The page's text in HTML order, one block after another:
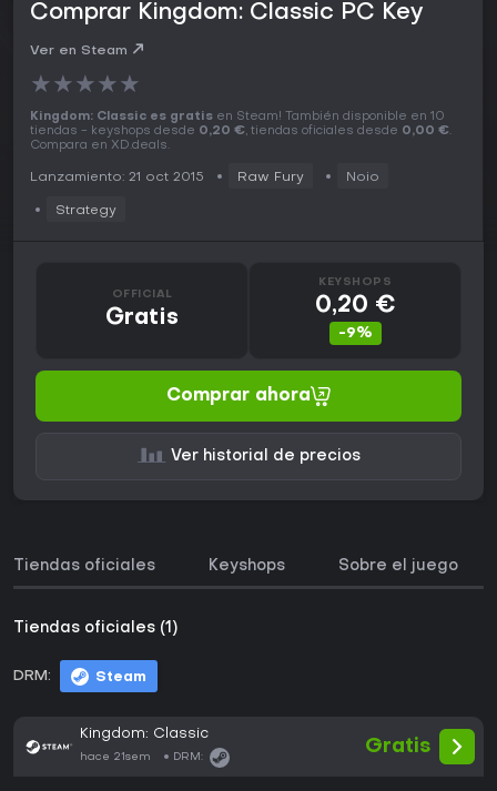
Comprar Kingdom: Classic PC Key
Ver en Steam
★★★★★
Kingdom: Classic es gratis en Steam! También disponible en 10
tiendas - keyshops desde 0,20 €, tiendas oficiales desde 0,00 €.
Compara en XD.deals.
Lanzamiento: 21 oct 2015 Raw Fury Noio
Strategy
OFFICIAL
Gratis
KEYSHOPS
0,20 €
-9%
Comprar ahora
Ver historial de precios
Tiendas oficiales Keyshops Sobre el juego
Tiendas oficiales (1)
DRM: Steam
Kingdom: Classic
hace 21sem DRM:
Gratis